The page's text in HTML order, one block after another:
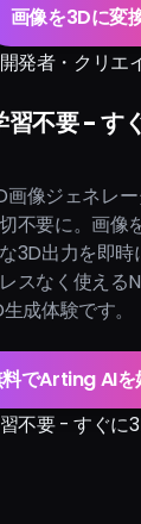
画像を3Dに変
習不要 - す
像ジェネレ
不要に。画像
3D出力を即
スなく使える
成体験です。
でArting AIを